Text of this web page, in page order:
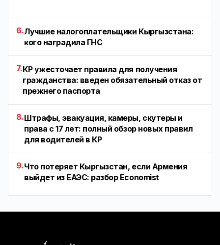
6.Лучшие налогоплательщики Кыргызстана:
кого наградила ГНС
7.КР ужесточает правила для получения
гражданства: введен обязательный отказ от
прежнего паспорта
8.Штрафы, эвакуация, камеры, скутеры и
права с 17 лет: полный обзор новых правил
для водителей в КР
9.Что потеряет Кыргызстан, если Армения
выйдет из ЕАЭС: разбор Economist